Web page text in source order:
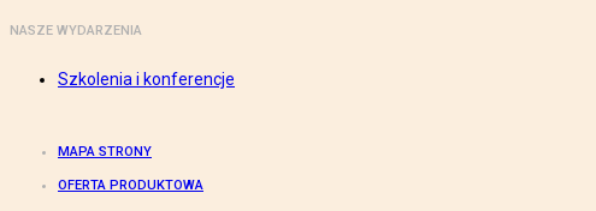
NASZE WYDARZENIA
Szkolenia i konferencje
MAPA STRONY
OFERTA PRODUKTOWA